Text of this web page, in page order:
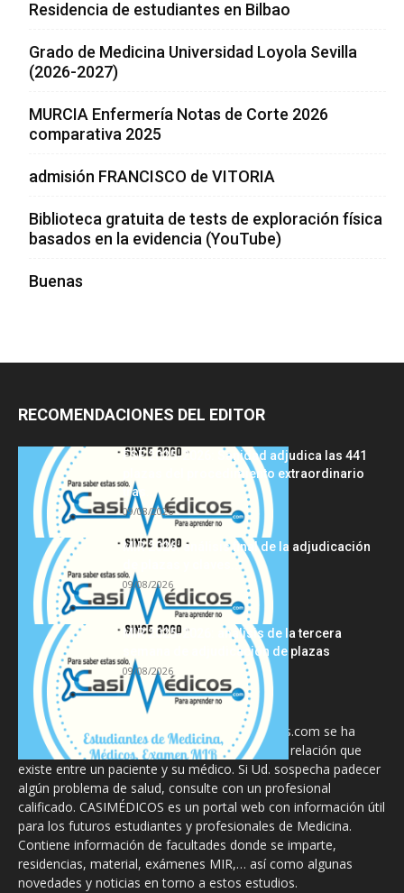
Residencia de estudiantes en Bilbao
Grado de Medicina Universidad Loyola Sevilla
(2026-2027)
MURCIA Enfermería Notas de Corte 2026
comparativa 2025
admisión FRANCISCO de VITORIA
Biblioteca gratuita de tests de exploración física
basados en la evidencia (YouTube)
Buenas
RECOMENDACIONES DEL EDITOR
FSE 2025-2026: Sanidad adjudica las 441
plazas del procedimiento extraordinario
tras...
09/08/2026
MIR 2026: análisis final de la adjudicación
de plazas y claves...
09/08/2026
MIR 2025-2026: análisis de la tercera
semana de adjudicación de plazas
09/08/2026
La información proporcionada en CasiMedicos.com se ha
diseñado para complementar, no substituir, la relación que
existe entre un paciente y su médico. Si Ud. sospecha padecer
algún problema de salud, consulte con un profesional
calificado. CASIMÉDICOS es un portal web con información útil
para los futuros estudiantes y profesionales de Medicina.
Contiene información de facultades donde se imparte,
residencias, material, exámenes MIR,… así como algunas
novedades y noticias en torno a estos estudios.